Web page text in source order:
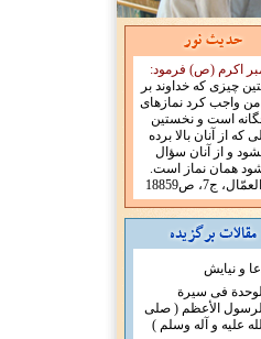
اکرم (ص) فرمود:
چیزی که خداوند بر
واجب کرد نمازهای
است و نخستین
که از آنان بالا برده
و از آنان سؤال
همان نماز است.
ج7، ص18859
و نیایش
الوحدة فی سیرة
الرسول الأعظم ( صلی
الله علیه و آله وسلم )